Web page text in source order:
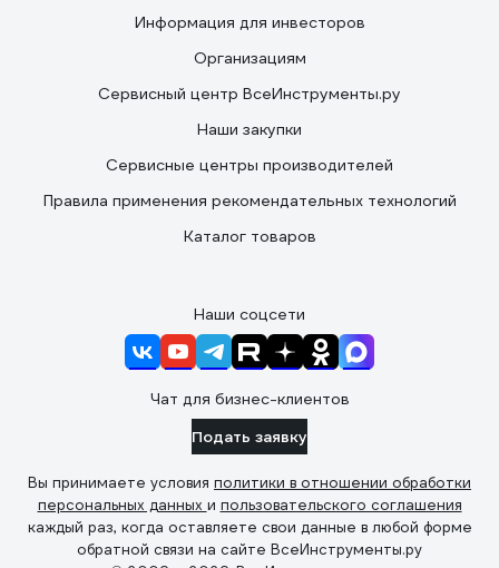
Информация для инвесторов
Организациям
Сервисный центр ВсеИнструменты.ру
Наши закупки
Сервисные центры производителей
Правила применения рекомендательных технологий
Каталог товаров
Наши соцсети
Чат для бизнес-клиентов
Подать заявку
Вы принимаете условия политики в отношении обработки
персональных данных и пользовательского соглашения
каждый раз, когда оставляете свои данные в любой форме
обратной связи на сайте ВсеИнструменты.ру